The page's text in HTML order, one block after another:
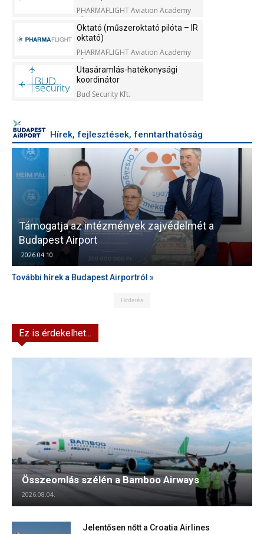
PHARMAFLIGHT Aviation Academy
Kft.
Oktató (műszeroktató pilóta – IR
oktató)
PHARMAFLIGHT Aviation Academy
Kft.
Utasáramlás-hatékonysági
koordinátor
Bud Security Kft.
Hírek, fejlesztések, fenntarthatóság
Támogatja az intézmények zajvédelmét a
Budapest Airport
2026.04.10.
További hírek a Budapest Airportról »
Hirdetés
Ez is érdekelhet...
Összeomlás szélén a Bamboo Airways
2026.08.04.
Jelentősen nőtt a Croatia Airlines